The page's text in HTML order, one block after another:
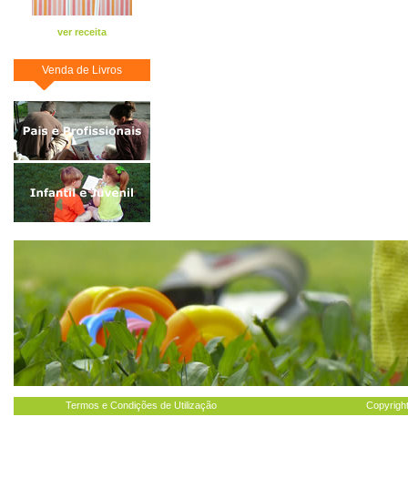
ver receita
Venda de Livros
Termos e Condições de Utilização